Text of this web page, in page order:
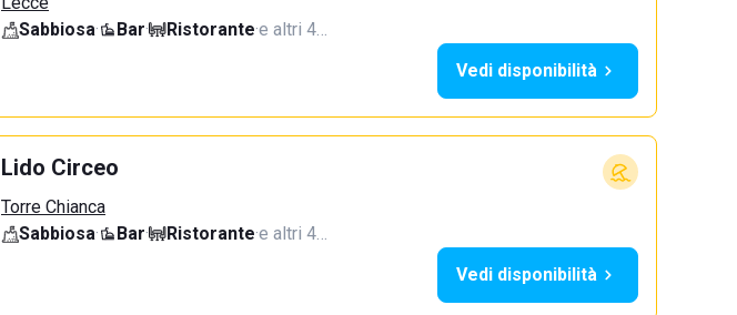
Sabbiosa· Bar· Ristorante·e altri 4…
Vedi disponibilità
Lido Circeo
Torre Chianca
Sabbiosa· Bar· Ristorante·e altri 4…
Vedi disponibilità